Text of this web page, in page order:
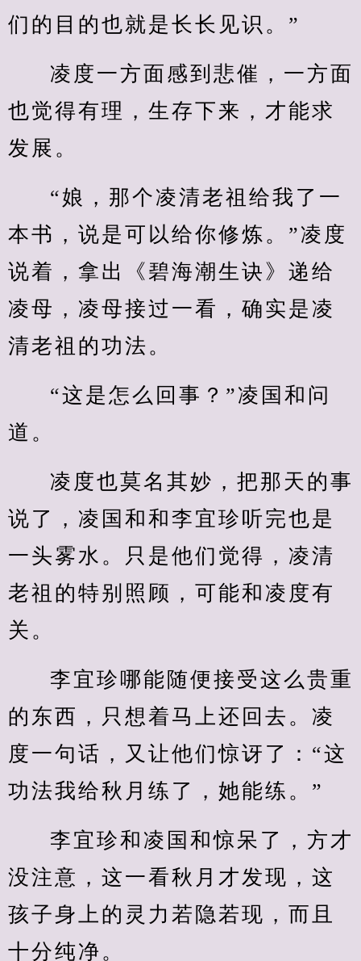
们的目的也就是长长见识。”
凌度一方面感到悲催，一方面
也觉得有理，生存下来，才能求
发展。
“娘，那个凌清老祖给我了一
本书，说是可以给你修炼。”凌度
说着，拿出《碧海潮生诀》递给
凌母，凌母接过一看，确实是凌
清老祖的功法。
“这是怎么回事？”凌国和问
道。
凌度也莫名其妙，把那天的事
说了，凌国和和李宜珍听完也是
一头雾水。只是他们觉得，凌清
老祖的特别照顾，可能和凌度有
关。
李宜珍哪能随便接受这么贵重
的东西，只想着马上还回去。凌
度一句话，又让他们惊讶了：“这
功法我给秋月练了，她能练。”
李宜珍和凌国和惊呆了，方才
没注意，这一看秋月才发现，这
孩子身上的灵力若隐若现，而且
十分纯净。